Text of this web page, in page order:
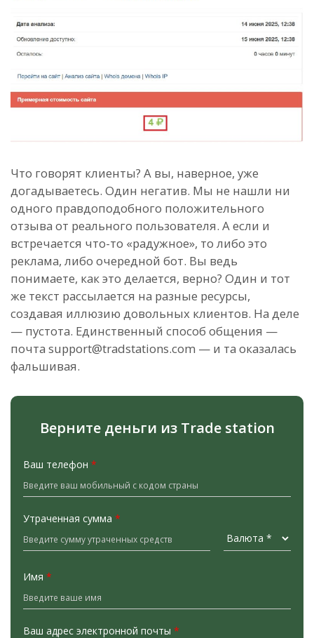
Что говорят клиенты? А вы, наверное, уже
догадываетесь. Один негатив. Мы не нашли ни
одного правдоподобного положительного
отзыва от реального пользователя. А если и
встречается что-то «радужное», то либо это
реклама, либо очередной бот. Вы ведь
понимаете, как это делается, верно? Один и тот
же текст рассылается на разные ресурсы,
создавая иллюзию довольных клиентов. На деле
— пустота. Единственный способ общения —
почта support@tradstations.com — и та оказалась
фальшивая.
Верните деньги из Trade station
Ваш телефон *
Утраченная сумма *
Имя *
Ваш адрес электронной почты *